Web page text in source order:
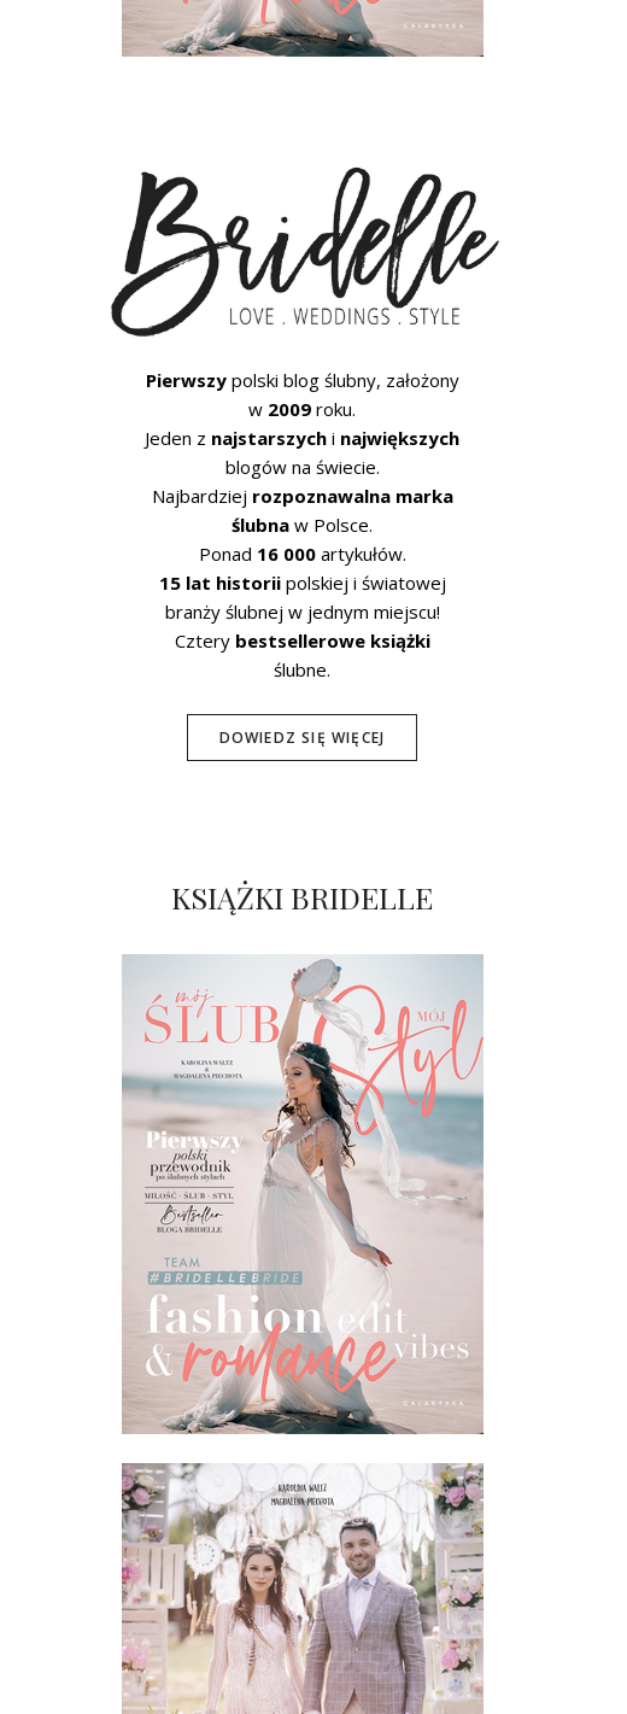
Pierwszypolski blog ślubny, założony
w 2009 roku.
Jeden z najstarszych i największych
blogów na świecie.
Najbardziej rozpoznawalna marka
ślubna w Polsce.
Ponad 16 000artykułów.
15 lat historiipolskiej i światowej
branży ślubnej w jednym miejscu!
Cztery bestsellerowe książki
ślubne.
DOWIEDZ SIĘ WIĘCEJ
KSIĄŻKI BRIDELLE